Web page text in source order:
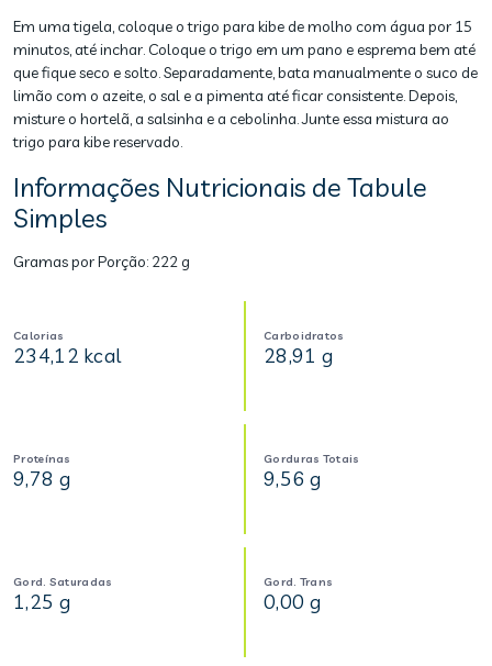
Em uma tigela, coloque o trigo para kibe de molho com água por 15
minutos, até inchar. Coloque o trigo em um pano e esprema bem até
que fique seco e solto. Separadamente, bata manualmente o suco de
limão com o azeite, o sal e a pimenta até ficar consistente. Depois,
misture o hortelã, a salsinha e a cebolinha. Junte essa mistura ao
trigo para kibe reservado.
Informações Nutricionais de Tabule
Simples
Gramas por Porção: 222 g
Calorias
234,12 kcal
Carboidratos
28,91 g
Proteínas
9,78 g
Gorduras Totais
9,56 g
Gord. Saturadas
1,25 g
Gord. Trans
0,00 g